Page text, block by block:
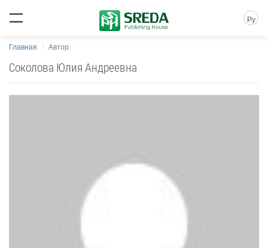
Ру
Главная Автор
Соколова Юлия Андреевна